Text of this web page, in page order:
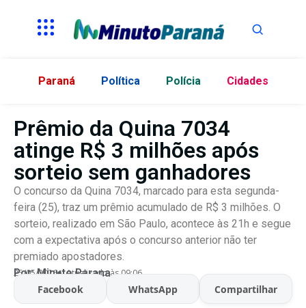
Paraná Política Polícia Cidades
Prêmio da Quina 7034
atinge R$ 3 milhões após
sorteio sem ganhadores
O concurso da Quina 7034, marcado para esta segunda-
feira (25), traz um prêmio acumulado de R$ 3 milhões. O
sorteio, realizado em São Paulo, acontece às 21h e segue
com a expectativa após o concurso anterior não ter
premiado apostadores.
Por:Minuto Parana
25/05/2026 Atualizado às 09:06
Facebook WhatsApp Compartilhar